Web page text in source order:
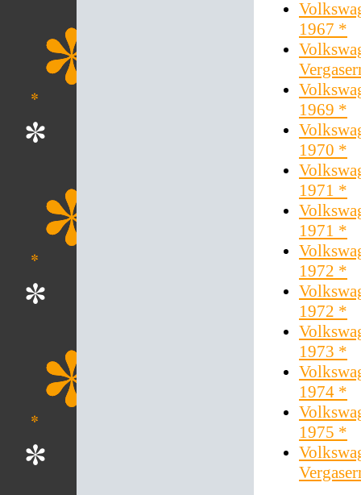
1967 *
1969 *
1970 *
1971 *
1971 *
1972 *
1972 *
1973 *
1974 *
1975 *